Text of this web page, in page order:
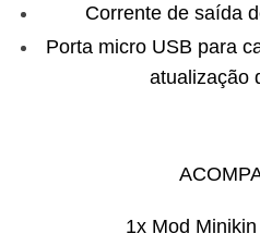
Corrente de saída
Porta micro USB para
atualização
1x Mod